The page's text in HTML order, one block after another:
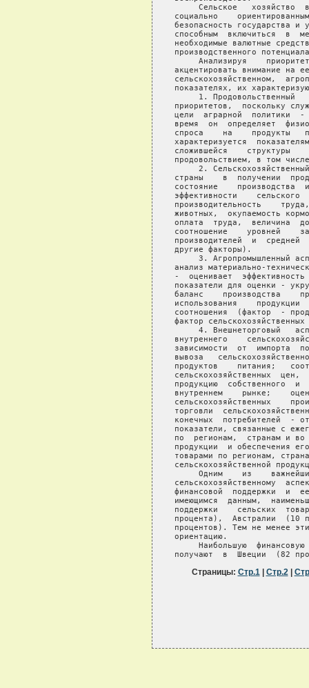
Страницы: Стр.1| Стр.2|